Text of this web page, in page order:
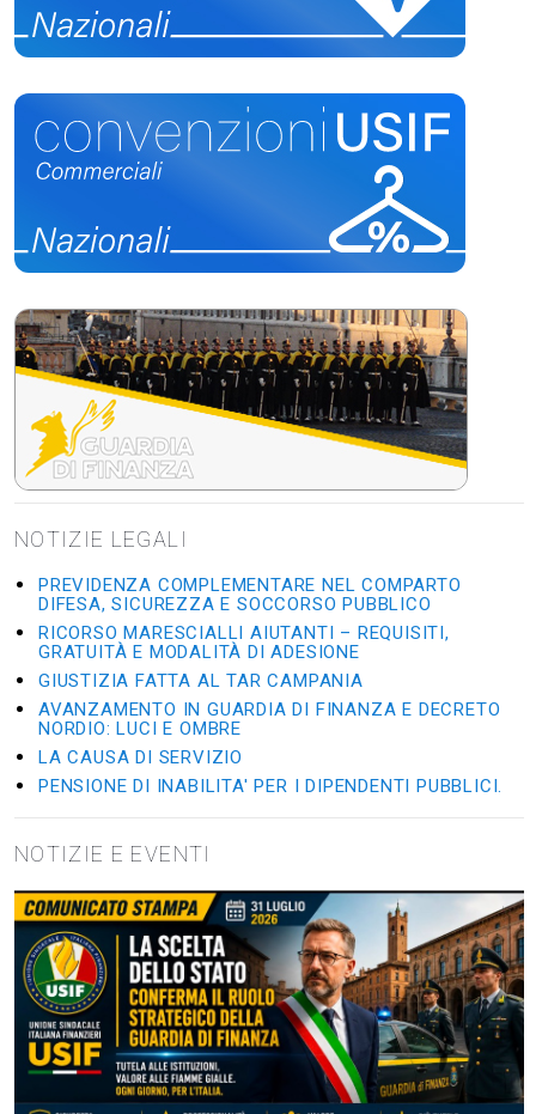
NOTIZIE LEGALI
PREVIDENZA COMPLEMENTARE NEL COMPARTO
DIFESA, SICUREZZA E SOCCORSO PUBBLICO
RICORSO MARESCIALLI AIUTANTI – REQUISITI,
GRATUITÀ E MODALITÀ DI ADESIONE
GIUSTIZIA FATTA AL TAR CAMPANIA
AVANZAMENTO IN GUARDIA DI FINANZA E DECRETO
NORDIO: LUCI E OMBRE
LA CAUSA DI SERVIZIO
PENSIONE DI INABILITA' PER I DIPENDENTI PUBBLICI.
NOTIZIE E EVENTI